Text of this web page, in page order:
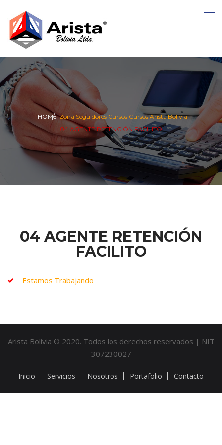
HOME Zona Seguidores Cursos Cursos Arista Bolivia
04 AGENTE RETENCIÓN FACILITO
04 AGENTE RETENCIÓN
FACILITO
Estamos Trabajando
Arista Bolivia © 2020. Todos los derechos reservados | NIT
307230027
Inicio Servicios Nosotros Portafolio Contacto